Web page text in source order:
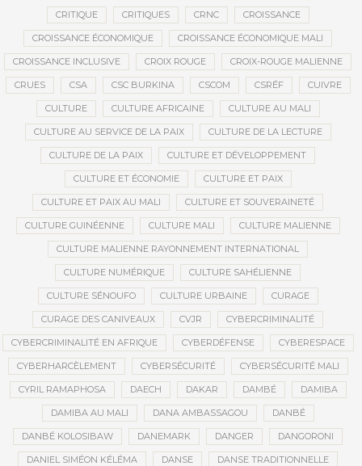
CRITIQUE CRITIQUES CRNC CROISSANCE
CROISSANCE ÉCONOMIQUE CROISSANCE ÉCONOMIQUE MALI
CROISSANCE INCLUSIVE CROIX ROUGE CROIX-ROUGE MALIENNE
CRUES CSA CSC BURKINA CSCOM CSRÉF CUIVRE
CULTURE CULTURE AFRICAINE CULTURE AU MALI
CULTURE AU SERVICE DE LA PAIX CULTURE DE LA LECTURE
CULTURE DE LA PAIX CULTURE ET DÉVELOPPEMENT
CULTURE ET ÉCONOMIE CULTURE ET PAIX
CULTURE ET PAIX AU MALI CULTURE ET SOUVERAINETÉ
CULTURE GUINÉENNE CULTURE MALI CULTURE MALIENNE
CULTURE MALIENNE RAYONNEMENT INTERNATIONAL
CULTURE NUMÉRIQUE CULTURE SAHÉLIENNE
CULTURE SÉNOUFO CULTURE URBAINE CURAGE
CURAGE DES CANIVEAUX CVJR CYBERCRIMINALITÉ
CYBERCRIMINALITÉ EN AFRIQUE CYBERDÉFENSE CYBERESPACE
CYBERHARCÈLEMENT CYBERSÉCURITÉ CYBERSÉCURITÉ MALI
CYRIL RAMAPHOSA DAECH DAKAR DAMBÉ DAMIBA
DAMIBA AU MALI DANA AMBASSAGOU DANBÉ
DANBÉ KOLOSIBAW DANEMARK DANGER DANGORONI
DANIEL SIMÉON KÉLÉMA DANSE DANSE TRADITIONNELLE